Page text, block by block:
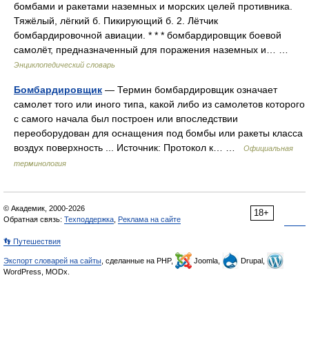
бомбами и ракетами наземных и морских целей противника.
Тяжёлый, лёгкий б. Пикирующий б. 2. Лётчик
бомбардировочной авиации. * * * бомбардировщик боевой
самолёт, предназначенный для поражения наземных и… …
Энциклопедический словарь
Бомбардировщик — Термин бомбардировщик означает
самолет того или иного типа, какой либо из самолетов которого
с самого начала был построен или впоследствии
переоборудован для оснащения под бомбы или ракеты класса
воздух поверхность ... Источник: Протокол к… …
Официальная
терминология
18+
© Академик, 2000-2026
Обратная связь: Техподдержка Реклама на сайте
👣 Путешествия
Экспорт словарей на сайты , сделанные на PHP, Joomla,
Drupal,
WordPress, MODx.